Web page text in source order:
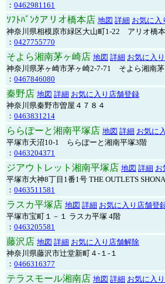
： 0462981161
ｿﾌﾄﾊﾞﾝｸアリオ橋本店 地図 詳細 お気に入
神奈川県相模原市緑区大山町1-22 アリオ橋
： 0427755770
そよら湘南茅ヶ崎店 地図 詳細 お気に入
神奈川県茅ヶ崎市茅ヶ崎2‐7‐71 そよら湘南
： 0467846080
秦野店 地図 詳細 お気に入り店舗登録
神奈川県秦野市曽屋４７８４
： 0463831214
ららぽーと湘南平塚店 地図 詳細 お気に
平塚市天沼10-1 ららぽーと湘南平塚3階
： 0463204371
ジアウトレット湘南平塚店 地図 詳細 お
平塚市大神8丁目1番1号 THE OUTLETS
： 0463511581
ラスカ平塚店 地図 詳細 お気に入り店舗登
平塚市宝町１－１ ラスカ平塚 4階
： 0463205581
藤沢店 地図 詳細 お気に入り店舗解除
神奈川県藤沢市辻堂新町４-１-１
： 0466316377
テラスモール湘南店 地図 詳細 お気に入